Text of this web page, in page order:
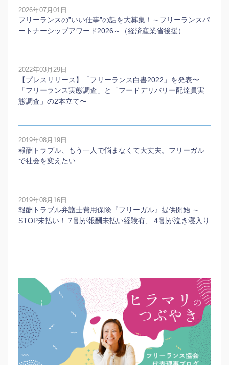
2026年07月01日
フリーランスの”いい仕事”の話を大募集！～フリーランスパ
ートナーシップアワード2026～（経済産業省後援）
2022年03月29日
【プレスリリース】「フリーランス白書2022」を発表〜
「フリーランス実態調査」と「フードデリバリー配達員実
態調査」の2本⽴て〜
2019年08月19日
報酬トラブル、もう一人で悩まなくて大丈夫。フリーガル
で社会を変えたい
2019年08月16日
報酬トラブル弁護士費用保険『フリーガル』提供開始 ～
STOP未払い！７割が報酬未払い経験有、４割が泣き寝入り